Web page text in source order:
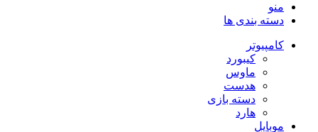
مدل
DS-
25U
عدد
منو
دسته بندی ها
کامپیوتر
کیبورد
ماوس
هدست
دسته بازی
هارد
موبایل